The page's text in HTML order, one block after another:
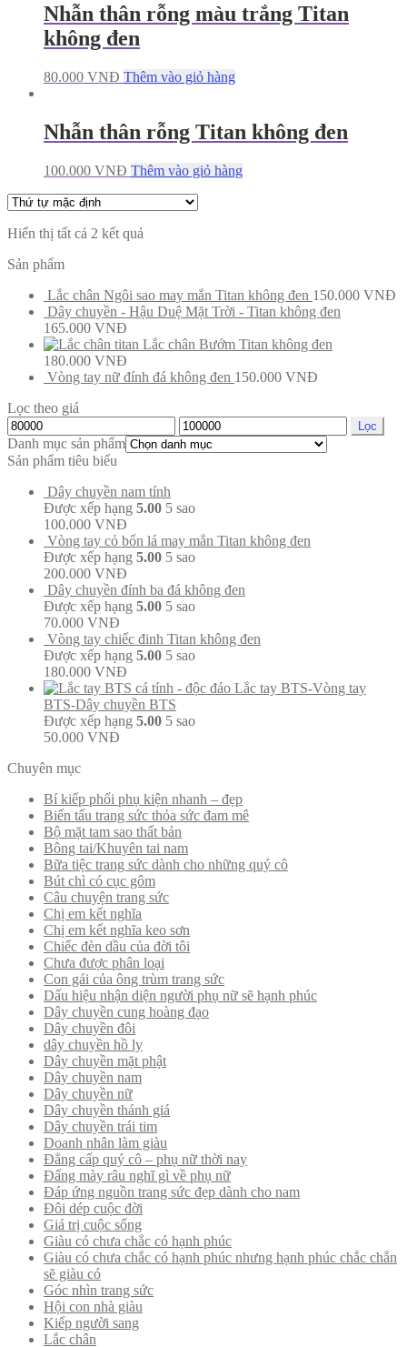
Nhẫn thân rỗng màu trắng Titan
không đen
80.000 VNĐ Thêm vào giỏ hàng
Nhẫn thân rỗng Titan không đen
100.000 VNĐ Thêm vào giỏ hàng
Hiển thị tất cả 2 kết quả
Sản phẩm
Lắc chân Ngôi sao may mắn Titan không đen 150.000 VNĐ
Dây chuyền - Hậu Duệ Mặt Trời - Titan không đen
165.000 VNĐ
Lắc chân Bướm Titan không đen
180.000 VNĐ
Vòng tay nữ đính đá không đen 150.000 VNĐ
Lọc theo giá
Lọc
Danh mục sản phẩm
Sản phẩm tiêu biểu
Dây chuyền nam tính
Được xếp hạng 5.00 5 sao
100.000 VNĐ
Vòng tay cỏ bốn lá may mắn Titan không đen
Được xếp hạng 5.00 5 sao
200.000 VNĐ
Dây chuyền đính ba đá không đen
Được xếp hạng 5.00 5 sao
70.000 VNĐ
Vòng tay chiếc đinh Titan không đen
Được xếp hạng 5.00 5 sao
180.000 VNĐ
Lắc tay BTS-Vòng tay
BTS-Dây chuyền BTS
Được xếp hạng 5.00 5 sao
50.000 VNĐ
Chuyên mục
Bí kiếp phối phụ kiện nhanh – đẹp
Biến tấu trang sức thỏa sức đam mê
Bộ mặt tam sao thất bản
Bông tai/Khuyên tai nam
Bữa tiệc trang sức dành cho những quý cô
Bút chì có cục gôm
Câu chuyện trang sức
Chị em kết nghĩa
Chị em kết nghĩa keo sơn
Chiếc đèn dầu của đời tôi
Chưa được phân loại
Con gái của ông trùm trang sức
Dấu hiệu nhận diện người phụ nữ sẽ hạnh phúc
Dây chuyền cung hoàng đạo
Dây chuyền đôi
dây chuyền hồ ly
Dây chuyền mặt phật
Dây chuyền nam
Dây chuyền nữ
Dây chuyền thánh giá
Dây chuyền trái tim
Doanh nhân làm giàu
Đẳng cấp quý cô – phụ nữ thời nay
Đấng mày râu nghĩ gì về phụ nữ
Đáp ứng nguồn trang sức đẹp dành cho nam
Đôi dép cuộc đời
Giá trị cuộc sống
Giàu có chưa chắc có hạnh phúc
Giàu có chưa chắc có hạnh phúc nhưng hạnh phúc chắc chắn
sẽ giàu có
Góc nhìn trang sức
Hội con nhà giàu
Kiếp người sang
Lắc chân